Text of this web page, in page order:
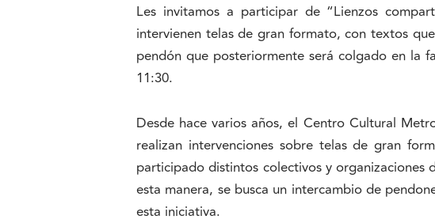
Les invitamos a participar de “Lienzos
intervienen telas de gran formato, con textos
pendón que posteriormente será colgado en la
11:30.
Desde hace varios años, el Centro Cultural
realizan intervenciones sobre telas de gran
participado distintos colectivos y organizaciones
esta manera, se busca un intercambio de
esta iniciativa.